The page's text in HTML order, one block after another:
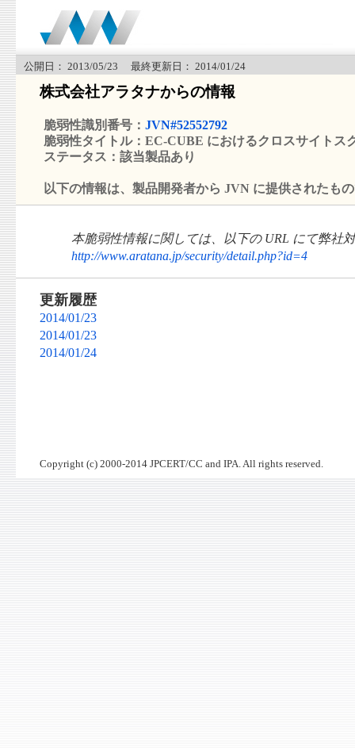
公開日： 2013/05/23 最終更新日： 2014/01/24
株式会社アラタナからの情報
脆弱性識別番号： JVN#52552792
脆弱性タイトル：EC-CUBE におけるクロスサイトス
ステータス：該当製品あり
以下の情報は、製品開発者から JVN に提供されたも
本脆弱性情報に関しては、以下の URL にて弊社
http://www.aratana.jp/security/detail.php?id=4
更新履歴
2014/01/23
2014/01/23
2014/01/24
Copyright (c) 2000-2014 JPCERT/CC and IPA. All rights reserved.